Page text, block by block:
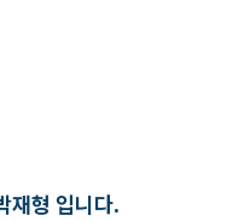
재형 입니다.